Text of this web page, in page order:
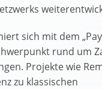
sich mit dem
rund um
Projekte wie
zu klassischen